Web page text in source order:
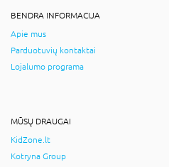
BENDRA INFORMACIJA
Apie mus
Parduotuvių kontaktai
Lojalumo programa
MŪSŲ DRAUGAI
KidZone.lt
Kotryna Group